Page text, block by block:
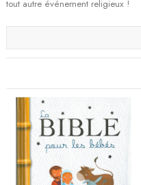
tout autre événement religieux !